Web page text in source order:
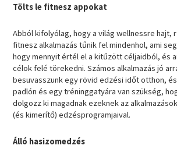
Tölts le fitnesz appokat
Abból kifolyólag, hogy a világ wellnessre hajt,
fitnesz alkalmazás tűnik fel mindenhol, ami
hogy mennyit értél el a kitűzött céljaidból, és
célok felé törekedni. Számos alkalmazás jó
besuvasszunk egy rövid edzési időt otthon,
padlón és egy tréninggatyára van szükség,
dolgozz ki magadnak ezeknek az
(és kimerítő) edzésprogramjaival.
Álló hasizomedzés